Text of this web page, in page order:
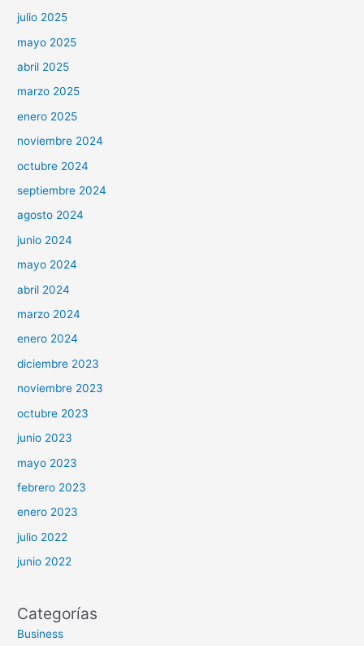
julio 2025
mayo 2025
abril 2025
marzo 2025
enero 2025
noviembre 2024
octubre 2024
septiembre 2024
agosto 2024
junio 2024
mayo 2024
abril 2024
marzo 2024
enero 2024
diciembre 2023
noviembre 2023
octubre 2023
junio 2023
mayo 2023
febrero 2023
enero 2023
julio 2022
junio 2022
Categorías
Business